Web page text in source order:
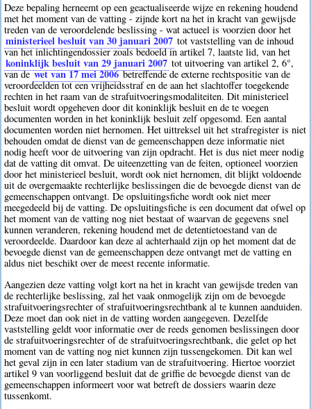
Deze bepaling herneemt op een geactualiseerde wijze en rekening houdend
met het moment van de vatting - zijnde kort na het in kracht van gewijsde
treden van de veroordelende beslissing - wat actueel is voorzien door het
ministerieel besluit van 30 januari 2007 tot vaststelling van de inhoud
van het inlichtingendossier zoals bedoeld in artikel 7, laatste lid, van het
koninklijk besluit van 29 januari 2007 tot uitvoering van artikel 2, 6°,
van dewet van 17 mei 2006betreffende de externe rechtspositie van de
veroordeelden tot een vrijheidsstraf en de aan het slachtoffer toegekende
rechten in het raam van de strafuitvoeringsmodaliteiten. Dit ministerieel
besluit wordt opgeheven door dit koninklijk besluit en de te voegen
documenten worden in het koninklijk besluit zelf opgesomd. Een aantal
documenten worden niet hernomen. Het uittreksel uit het strafregister is niet
behouden omdat de dienst van de gemeenschappen deze informatie niet
nodig heeft voor de uitvoering van zijn opdracht. Het is dus niet meer nodig
dat de vatting dit omvat. De uiteenzetting van de feiten, optioneel voorzien
door het ministerieel besluit, wordt ook niet hernomen, dit blijkt voldoende
uit de overgemaakte rechterlijke beslissingen die de bevoegde dienst van de
gemeenschappen ontvangt. De opsluitingsfiche wordt ook niet meer
meegedeeld bij de vatting. De opsluitingsfiche is een document dat ofwel op
het moment van de vatting nog niet bestaat of waarvan de gegevens snel
kunnen veranderen, rekening houdend met de detentietoestand van de
veroordeelde. Daardoor kan deze al achterhaald zijn op het moment dat de
bevoegde dienst van de gemeenschappen deze ontvangt met de vatting en
aldus niet beschikt over de meest recente informatie.
Aangezien deze vatting volgt kort na het in kracht van gewijsde treden van
de rechterlijke beslissing, zal het vaak onmogelijk zijn om de bevoegde
strafuitvoeringsrechter of strafuitvoeringsrechtbank al te kunnen aanduiden.
Deze moet dan ook niet in de vatting worden aangegeven. Dezelfde
vaststelling geldt voor informatie over de reeds genomen beslissingen door
de strafuitvoeringsrechter of de strafuitvoeringsrechtbank, die gelet op het
moment van de vatting nog niet kunnen zijn tussengekomen. Dit kan wel
het geval zijn in een later stadium van de strafuitvoering. Hiertoe voorziet
artikel 9 van voorliggend besluit dat de griffie de bevoegde dienst van de
gemeenschappen informeert voor wat betreft de dossiers waarin deze
tussenkomt.